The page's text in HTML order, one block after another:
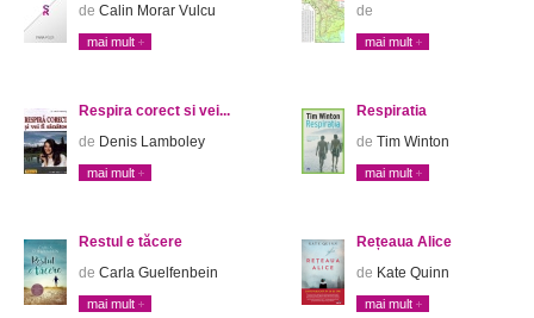
de Calin Morar Vulcu
mai mult
de
mai mult
Respira corect si vei...
de Denis Lamboley
mai mult
Respiratia
de Tim Winton
mai mult
Restul e tăcere
de Carla Guelfenbein
mai mult
Rețeaua Alice
de Kate Quinn
mai mult